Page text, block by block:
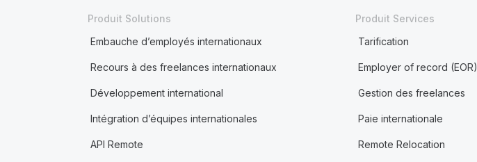
Produit Solutions
Embauche d’employés internationaux
Recours à des freelances internationaux
Développement international
Intégration d’équipes internationales
API Remote
Produit Services
Tarification
Employer of record (EOR)
Gestion des freelances
Paie internationale
Remote Relocation